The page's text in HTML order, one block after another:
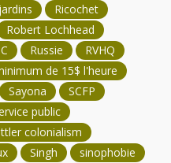
Ricochet
Robert Lochhead
Russie
RVHQ
de 15$ l'heure
Sayona
SCFP
public
colonialism
Singh
sinophobie